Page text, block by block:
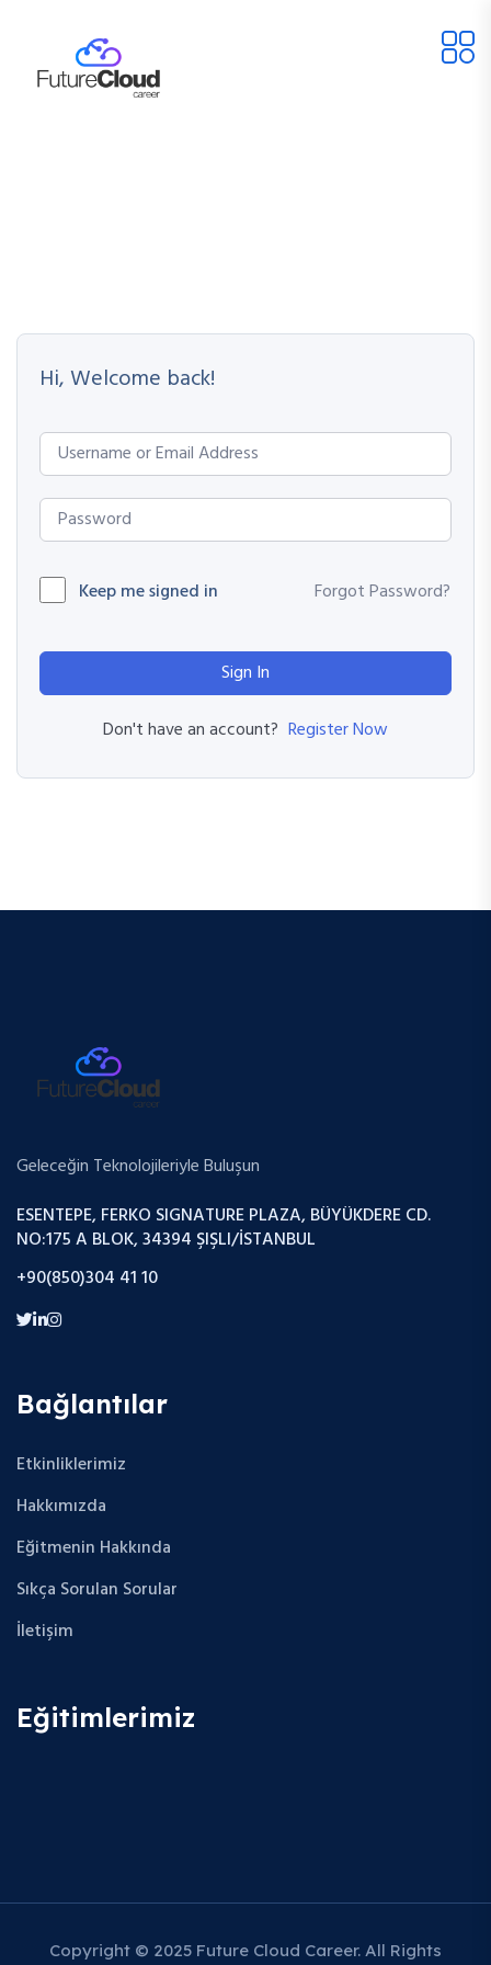
Hi, Welcome back!
Keep me signed in Forgot Password?
Sign In
Don't have an account? Register Now
Geleceğin Teknolojileriyle Buluşun
ESENTEPE, FERKO SIGNATURE PLAZA, BÜYÜKDERE CD.
NO:175 A BLOK, 34394 ŞIŞLI/İSTANBUL
+90(850)304 41 10
Bağlantılar
Etkinliklerimiz
Hakkımızda
Eğitmenin Hakkında
Sıkça Sorulan Sorular
İletişim
Eğitimlerimiz
Copyright © 2025 Future Cloud Career. All Rights